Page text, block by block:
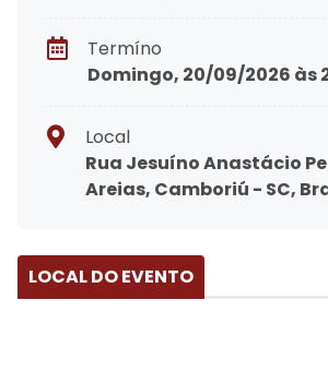
Termíno
Domingo, 20/09/2026 às
Local
Rua Jesuíno Anastácio
Areias, Camboriú - SC,
LOCAL DO EVENTO